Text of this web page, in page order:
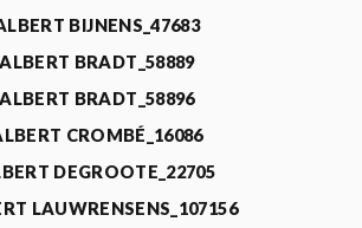
BIJNENS_47683
ALBERT BRADT_58889
ALBERT BRADT_58896
CROMBÉ_16086
DEGROOTE_22705
LAUWRENSENS_107156